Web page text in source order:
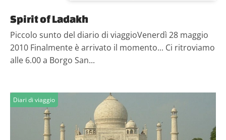
Spirit of Ladakh
Piccolo sunto del diario di viaggioVenerdì 28 maggio
2010 Finalmente è arrivato il momento... Ci ritroviamo
alle 6.00 a Borgo San...
Diari di viaggio